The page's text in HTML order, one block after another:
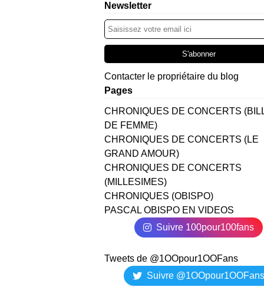
Newsletter
Contacter le propriétaire du blog
Pages
CHRONIQUES DE CONCERTS
DE FEMME)
CHRONIQUES DE CONCERTS (LE
GRAND AMOUR)
CHRONIQUES DE CONCERTS
(MILLESIMES)
CHRONIQUES (OBISPO)
PASCAL OBISPO EN VIDEOS
Suivre 100pour100fans
Tweets de @1OOpour1OOFans
Suivre @1OOpour1OOFans